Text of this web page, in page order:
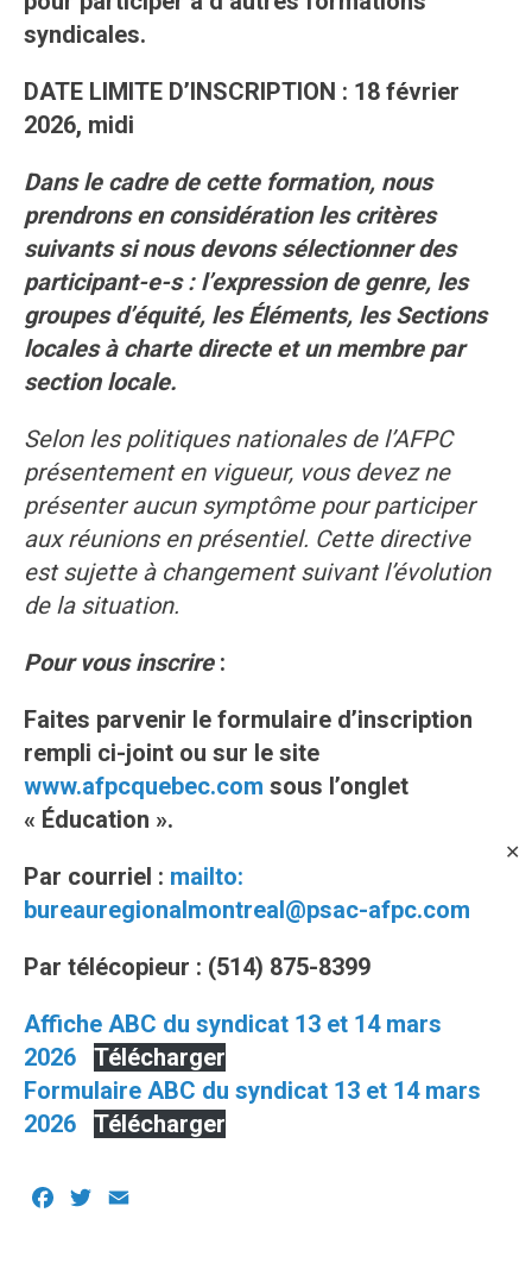
✕
syndicales.
DATE LIMITE D’INSCRIPTION : 18 février
2026, midi
Dans le cadre de cette formation, nous
prendrons en considération les critères
suivants si nous devons sélectionner des
participant-e-s : l’expression de genre, les
groupes d’équité, les Éléments, les Sections
locales à charte directe et un membre par
section locale.
Selon les politiques nationales de l’AFPC
présentement en vigueur, vous devez ne
présenter aucun symptôme pour participer
aux réunions en présentiel. Cette directive
est sujette à changement suivant l’évolution
de la situation.
Pour vous inscrire:
Faites parvenir le formulaire d’inscription
rempli ci-joint ou sur le site
www.afpcquebec.com sous l’onglet
« Éducation ».
Par courriel : mailto:
bureauregionalmontreal@psac-afpc.com
Par télécopieur : (514) 875-8399
Affiche ABC du syndicat 13 et 14 mars
2026
Télécharger
Formulaire ABC du syndicat 13 et 14 mars
2026
Télécharger
Facebook
Twitter